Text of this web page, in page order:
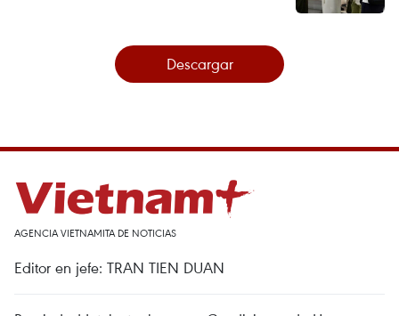
Descargar
AGENCIA VIETNAMITA DE NOTICIAS
Editor en jefe: TRAN TIEN DUAN